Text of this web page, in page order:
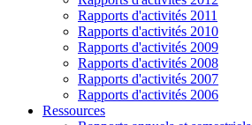
Rapports d'activités 2011
Rapports d'activités 2010
Rapports d'activités 2009
Rapports d'activités 2008
Rapports d'activités 2007
Rapports d'activités 2006
Ressources